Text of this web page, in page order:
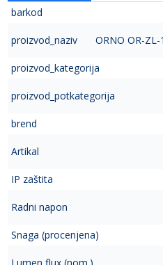
barkod
proizvod_naziv ORNO OR-
proizvod_kategorija
proizvod_potkategorija
brend
Artikal
IP zaštita
Radni napon
Snaga (procenjena)
Lumen flux (nom.)